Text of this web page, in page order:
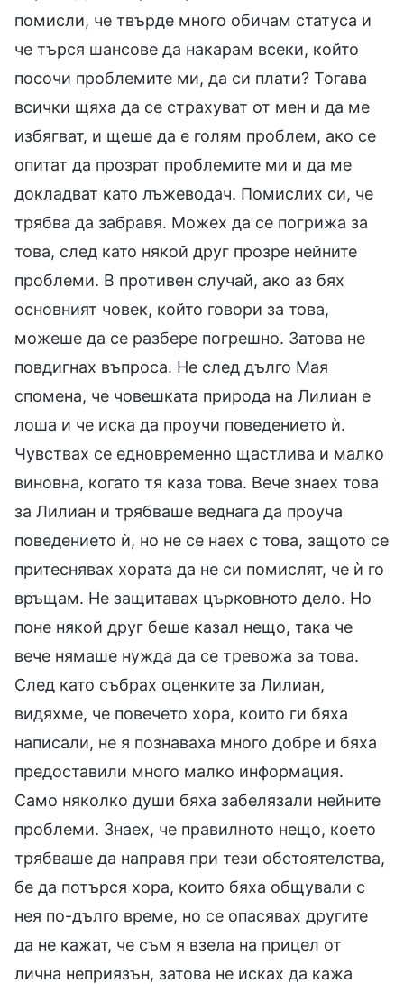
помисли, че твърде много обичам статуса и
че търся шансове да накарам всеки, който
посочи проблемите ми, да си плати? Тогава
всички щяха да се страхуват от мен и да ме
избягват, и щеше да е голям проблем, ако се
опитат да прозрат проблемите ми и да ме
докладват като лъжеводач. Помислих си, че
трябва да забравя. Можех да се погрижа за
това, след като някой друг прозре нейните
проблеми. В противен случай, ако аз бях
основният човек, който говори за това,
можеше да се разбере погрешно. Затова не
повдигнах въпроса. Не след дълго Мая
спомена, че човешката природа на Лилиан е
лоша и че иска да проучи поведението ѝ.
Чувствах се едновременно щастлива и малко
виновна, когато тя каза това. Вече знаех това
за Лилиан и трябваше веднага да проуча
поведението ѝ, но не се наех с това, защото се
притеснявах хората да не си помислят, че ѝ го
връщам. Не защитавах църковното дело. Но
поне някой друг беше казал нещо, така че
вече нямаше нужда да се тревожа за това.
След като събрах оценките за Лилиан,
видяхме, че повечето хора, които ги бяха
написали, не я познаваха много добре и бяха
предоставили много малко информация.
Само няколко души бяха забелязали нейните
проблеми. Знаех, че правилното нещо, което
трябваше да направя при тези обстоятелства,
бе да потърся хора, които бяха общували с
нея по-дълго време, но се опасявах другите
да не кажат, че съм я взела на прицел от
лична неприязън, затова не исках да кажа